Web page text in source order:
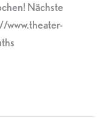
Nächste
www.theater-